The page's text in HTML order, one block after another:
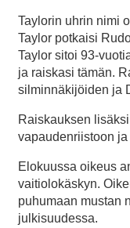
Taylorin uhrin nimi
Taylor potkaisi
Taylor sitoi 93-
ja raiskasi tämän.
silminnäkijöiden ja
Raiskauksen
vapaudenriistoon
Elokuussa oikeus
vaitiolokäskyn.
puhumaan mustan
julkisuudessa.